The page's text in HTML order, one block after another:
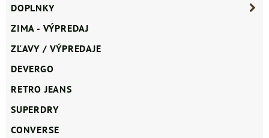
DOPLNKY
ZIMA - VÝPREDAJ
ZĽAVY / VÝPREDAJE
DEVERGO
RETRO JEANS
SUPERDRY
CONVERSE